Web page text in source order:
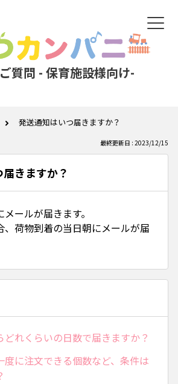
質問 - 保育施設様向け-
発送通知はいつ届きますか？
最終更新日 : 2023/12/15
きますか？
ールが届きます。
、荷物到着の当日朝にメールが届
どれくらいの日数で届きますか？
度に注文できる個数など、条件は